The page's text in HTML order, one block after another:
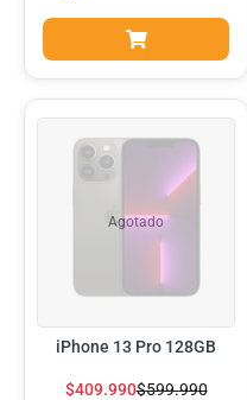
Agotado
iPhone 13 Pro 128GB
$409.990$599.990